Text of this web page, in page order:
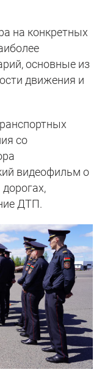
на конкретных
основные из
движения и
со
видеофильм о
ДТП.